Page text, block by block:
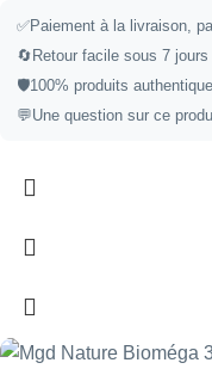
✅Paiement à la livraison,
🔄Retour facile sous 7
🛡️100% produits
💬Une question sur ce